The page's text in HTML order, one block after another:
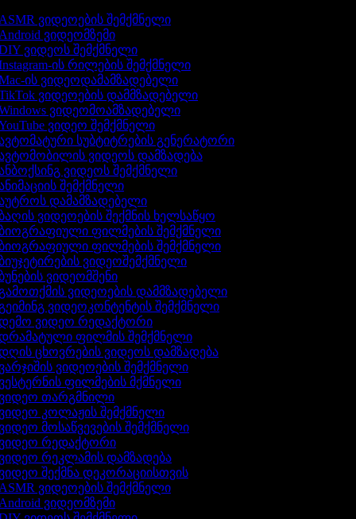
ვიდეოების შემქმნელი
ვიდეომზემი
ვიდეოს შემქმნელი
ის რილების შემქმნელი
ის ვიდეოდამამზადებელი
ვიდეოების დამმზადებელი
ვიდეომოამზადებელი
ვიდეო შემქმნელი
სუბტიტრების გენერატორი
ვიდეოს დამზადება
ვიდეოს შემქმნელი
შემქმნელი
დამამზადებელი
ვიდეოების შექმნის ხელსაწყო
ფილმების შემქმნელი
ფილმების შემქმნელი
ვიდეოშემქმნელი
ვიდეომშენი
ვიდეოების დამმზადებელი
ვიდეოკონტენტის შემქმნელი
ვიდეო რედაქტორი
ფილმის შემქმნელი
ცხოვრების ვიდეოს დამზადება
ვიდეოების შემქმნელი
ფილმების მქმნელი
თარგმნილი
კოლაჟის შემქმნელი
მოსაწვევების შემქმნელი
რედაქტორი
რეკლამის დამზადება
შექმნა დეკორაციისთვის
ვიდეოების შემქმნელი
ვიდეომზემი